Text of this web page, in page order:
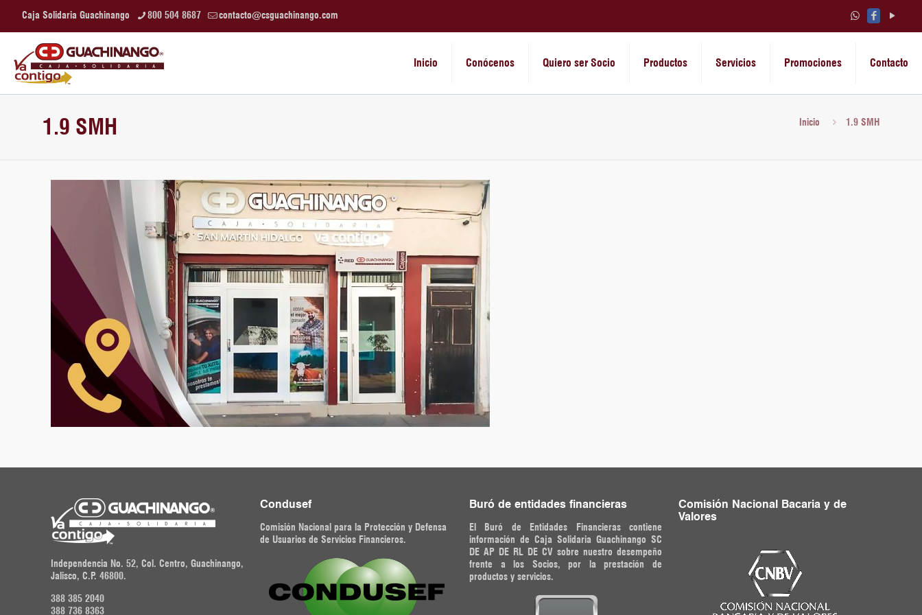
Caja Solidaria Guachinango 800 504 8687 contacto@csguachinango.com
Inicio Conócenos Quiero ser Socio Productos Servicios Promociones Contacto
1.9 SMH Inicio 1.9 SMH
Independencia No. 52, Col. Centro, Guachinango,
Jalisco, C.P. 46800.
388 385 2040
388 736 8363
Condusef
Comisión Nacional para la Protección y Defensa
de Usuarios de Servicios Financieros.
Buró de entidades financieras
El Buró de Entidades Financieras contiene
información de Caja Solidaria Guachinango SC
DE AP DE RL DE CV sobre nuestro desempeño
frente a los Socios, por la prestación de
productos y servicios.
Comisión Nacional Bacaria y de
Valores